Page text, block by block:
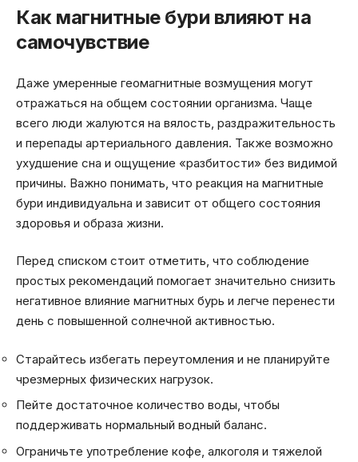
Как магнитные бури влияют на
самочувствие
Даже умеренные геомагнитные возмущения могут
отражаться на общем состоянии организма. Чаще
всего люди жалуются на вялость, раздражительность
и перепады артериального давления. Также возможно
ухудшение сна и ощущение «разбитости» без видимой
причины. Важно понимать, что реакция на магнитные
бури индивидуальна и зависит от общего состояния
здоровья и образа жизни.
Перед списком стоит отметить, что соблюдение
простых рекомендаций помогает значительно снизить
негативное влияние магнитных бурь и легче перенести
день с повышенной солнечной активностью.
Старайтесь избегать переутомления и не планируйте
чрезмерных физических нагрузок.
Пейте достаточное количество воды, чтобы
поддерживать нормальный водный баланс.
Ограничьте употребление кофе, алкоголя и тяжелой